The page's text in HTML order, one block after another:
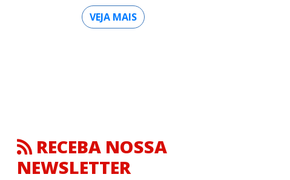
VEJA MAIS
RECEBA NOSSA
NEWSLETTER